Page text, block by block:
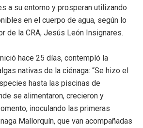
a su entorno y prosperan utilizando
en el cuerpo de agua, según lo
de la CRA, Jesús León Insignares.
hace 25 días, contempló la
nativas de la ciénaga: “Se hizo el
hasta las piscinas de
se alimentaron, crecieron y
inoculando las primeras
Mallorquín, que van acompañadas